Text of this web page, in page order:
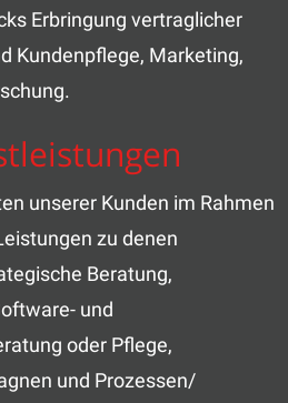
Erbringung vertraglicher
Kundenpflege, Marketing,
unserer Kunden im Rahmen
zu denen
Beratung,
und
oder Pflege,
und Prozessen/